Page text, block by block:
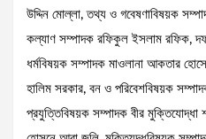
উদ্দিন মোল্লা, তথ্য ও গবেষণাবিষয়ক
কল্যাণ সম্পাদক রফিকুল ইসলাম রফিক,
ধর্মবিষয়ক সম্পাদক মাওলানা আকতার
হালিম সরকার, বন ও পরিবেশবিষয়ক
প্রযুত্তিবিষয়ক সম্পাদক বীর মুক্তিযোদ্ধা